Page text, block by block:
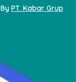
PT. Kabar Grup